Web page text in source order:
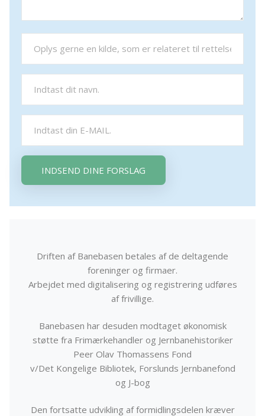
INDSEND DINE FORSLAG
Driften af Banebasen betales af de deltagende
foreninger og firmaer.
Arbejdet med digitalisering og registrering udføres
af frivillige.
Banebasen har desuden modtaget økonomisk
støtte fra Frimærkehandler og Jernbanehistoriker
Peer Olav Thomassens Fond
v/Det Kongelige Bibliotek, Forslunds Jernbanefond
og J-bog
Den fortsatte udvikling af formidlingsdelen kræver